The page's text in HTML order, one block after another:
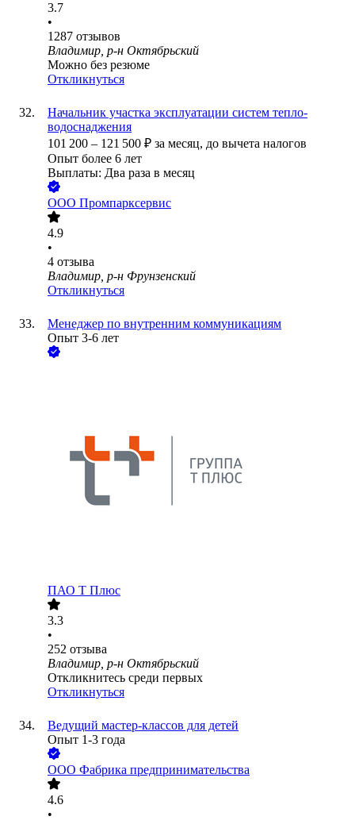
3.7
•
1287 отзывов
Владимир, р-н Октябрьский
Можно без резюме
Откликнуться
Начальник участка эксплуатации систем тепло-
водоснаджения
101 200 – 121 500 ₽ за месяц, до вычета налогов
Опыт более 6 лет
Выплаты: Два раза в месяц
ООО Промпарксервис
4.9
•
4 отзыва
Владимир, р-н Фрунзенский
Откликнуться
Менеджер по внутренним коммуникациям
Опыт 3-6 лет
ПАО Т Плюс
3.3
•
252 отзыва
Владимир, р-н Октябрьский
Откликнитесь среди первых
Откликнуться
Ведущий мастер-классов для детей
Опыт 1-3 года
ООО Фабрика предпринимательства
4.6
•